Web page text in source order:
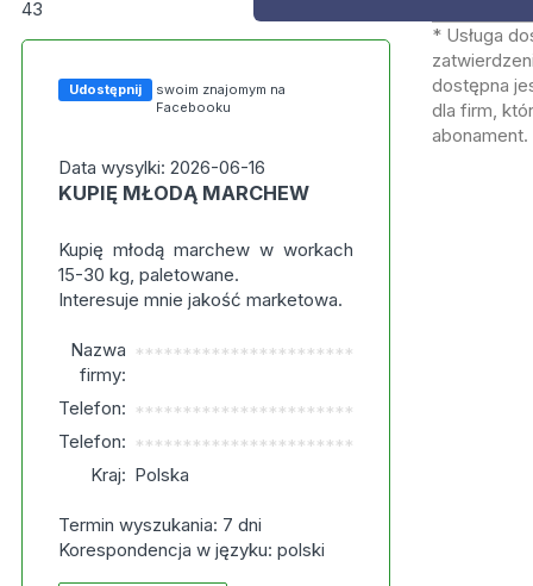
43
Udostępnij
swoim znajomym na
Facebooku
Data wysylki: 2026-06-16
KUPIĘ MŁODĄ MARCHEW
Kupię młodą marchew w workach
15-30 kg, paletowane.
Interesuje mnie jakość marketowa.
Nazwa
firmy:
***********************
Telefon: ***********************
Telefon: ***********************
Kraj: Polska
Termin wyszukania: 7 dni
Korespondencja w języku: polski
* Usługa
dostępna
dla firm,
abonament.